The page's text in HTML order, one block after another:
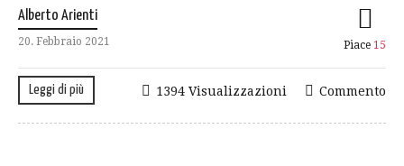
Alberto Arienti
20. Febbraio 2021 Piace 15
Leggi di più Commento
1394 Visualizzazioni